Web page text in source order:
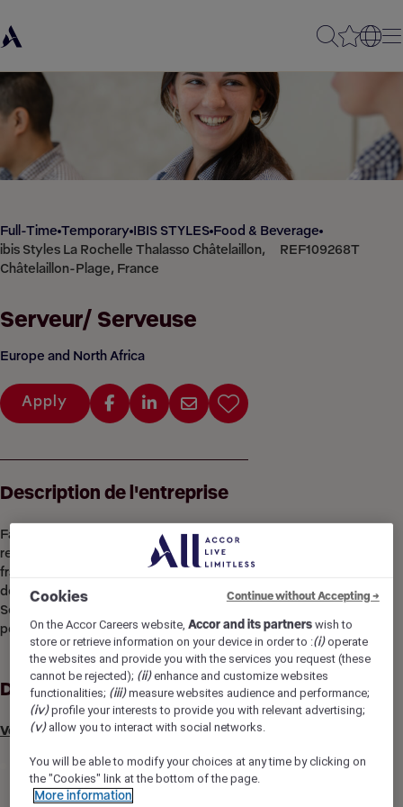
Full-Time Temporary IBIS STYLES Food & Beverage
ibis Styles La Rochelle Thalasso Châtelaillon,
Châtelaillon-Plage, France
REF109268T
Serveur/ Serveuse
Europe and North Africa
Apply
Description de l'entreprise
Face à l'océan à Châtelaillon-Plage, Le Pertuis est un
restaurant à l'ambiance bord de mer proposant une cuisine
fraîche, locale et de saison. Dans le cadre du renforcement
de notre équipe, nous recherchons notre futur(e) Serveur /
Serveuse (H/F) en CDD 35h à pourvoir le plus rapidement
possible jusqu'au 30 novembre 2026..
Description du poste
Vos futures missions :
Vous assurez l’accueil, l’installation et le service aux
clients tout au long des services. Votre connaissance des
Cookies
On the Accor Careers website,Accor and its partners wish to
store or retrieve information on your device in order to :(i)operate
the websites and provide you with the services you request (these
cannot be rejected); (ii)enhance and customize websites
functionalities; (iii)measure websites audience and performance;
(iv)profile your interests to provide you with relevant advertising;
(v)allow you to interact with social networks.
You will be able to modify your choices at any time by clicking on
the "Cookies" link at the bottom of the page.
More information
Continue without Accepting →